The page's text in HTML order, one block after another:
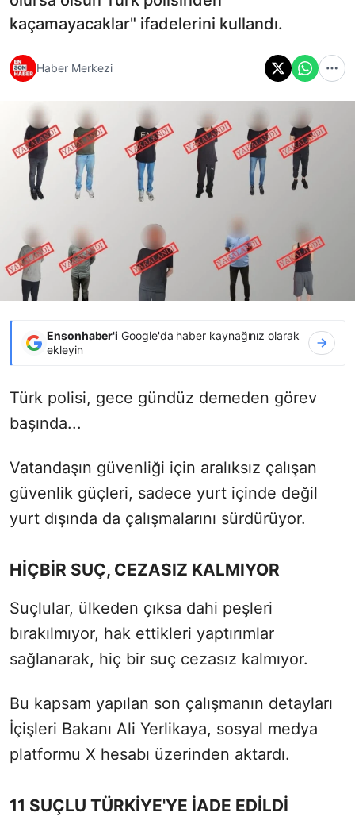
kaçamayacaklar" ifadelerini kullandı.
Haber Merkezi
Ensonhaber'i Google'da haber kaynağınız olarak
ekleyin
Türk polisi, gece gündüz demeden görev
başında...
Vatandaşın güvenliği için aralıksız çalışan
güvenlik güçleri, sadece yurt içinde değil
yurt dışında da çalışmalarını sürdürüyor.
HİÇBİR SUÇ, CEZASIZ KALMIYOR
Suçlular, ülkeden çıksa dahi peşleri
bırakılmıyor, hak ettikleri yaptırımlar
sağlanarak, hiç bir suç cezasız kalmıyor.
Bu kapsam yapılan son çalışmanın detayları
İçişleri Bakanı Ali Yerlikaya, sosyal medya
platformu X hesabı üzerinden aktardı.
11 SUÇLU TÜRKİYE'YE İADE EDİLDİ